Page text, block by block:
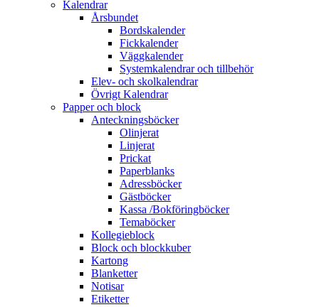
Kalendrar
Årsbundet
Bordskalender
Fickkalender
Väggkalender
Systemkalendrar och tillbehör
Elev- och skolkalendrar
Övrigt Kalendrar
Papper och block
Anteckningsböcker
Olinjerat
Linjerat
Prickat
Paperblanks
Adressböcker
Gästböcker
Kassa /Bokföringböcker
Temaböcker
Kollegieblock
Block och blockkuber
Kartong
Blanketter
Notisar
Etiketter